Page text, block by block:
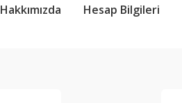
Hakkımızda Hesap Bilgileri